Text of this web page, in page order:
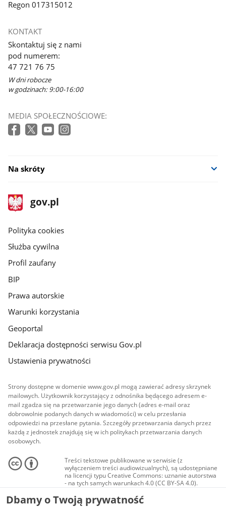
Regon 017315012
KONTAKT
Skontaktuj się z nami
pod numerem:
47 721 76 75
W dni robocze
w godzinach: 9:00-16:00
MEDIA SPOŁECZNOŚCIOWE:
Na skróty
stopka
gov.pl
Strona
gov.pl
gov.pl
Polityka cookies
Służba cywilna
Profil zaufany
BIP
Prawa autorskie
Warunki korzystania
Geoportal
Deklaracja dostępności serwisu Gov.pl
Ustawienia prywatności
Strony dostępne w domenie www.gov.pl mogą zawierać adresy skrzynek
mailowych. Użytkownik korzystający z odnośnika będącego adresem e-
mail zgadza się na przetwarzanie jego danych (adres e-mail oraz
dobrowolnie podanych danych w wiadomości) w celu przesłania
odpowiedzi na przesłane pytania. Szczegóły przetwarzania danych przez
każdą z jednostek znajdują się w ich politykach przetwarzania danych
osobowych.
Treści tekstowe publikowane w serwisie (z
wyłączeniem treści audiowizualnych), są udostępniane
na licencji typu Creative Commons: uznanie autorstwa
- na tych samych warunkach 4.0 (CC BY-SA 4.0).
Materiały audiowizualne, w tym zdjęcia, materiały
audio i wideo, są udostępniane na licencji typu
Creative Commons: uznanie autorstwa użycie
Dbamy o Twoją prywatność